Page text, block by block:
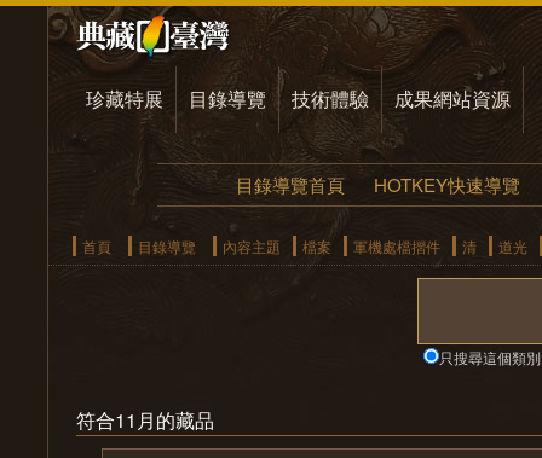
珍藏特展 目錄導覽 技術體驗 成果網站資源
目錄導覽首頁 HOTKEY快速導覽
首頁 目錄導覽 內容主題 檔案 軍機處檔摺件 清 道光
只搜尋這個類別
符合11月的藏品